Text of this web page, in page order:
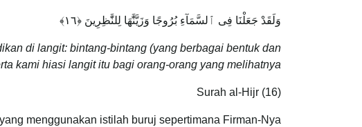
وَلَقَدْ جَعَلْنَا فِى ٱلسَّمَآءِ بُرُوجًا وَزَيَّنَّٰهَا لِلنَّٰظِرِينَ ‎﴿١٦﴾
di langit: bintang-bintang (yang berbagai bentuk dan
kami hiasi langit itu bagi orang-orang yang melihatnya.”
Surah al-Hijr (16)
menggunakan istilah buruj sepertimana Firman-Nya: